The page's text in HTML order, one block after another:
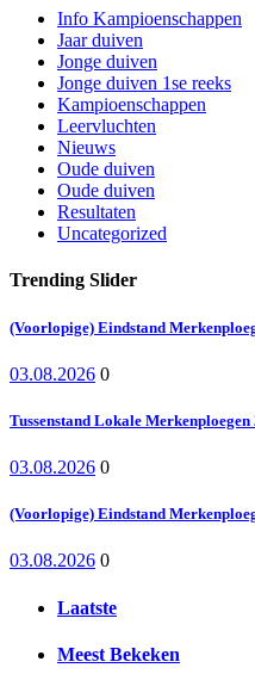
Info Kampioenschappen
Jaar duiven
Jonge duiven
Jonge duiven 1se reeks
Kampioenschappen
Leervluchten
Nieuws
Oude duiven
Oude duiven
Resultaten
Uncategorized
Trending Slider
(Voorlopige) Eindstand
03.08.2026 0
Tussenstand Lokale
03.08.2026 0
(Voorlopige) Eindstand
03.08.2026 0
Laatste
Meest Bekeken